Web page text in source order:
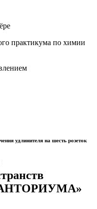
практикума по химии
удлинителя на шесть розеток